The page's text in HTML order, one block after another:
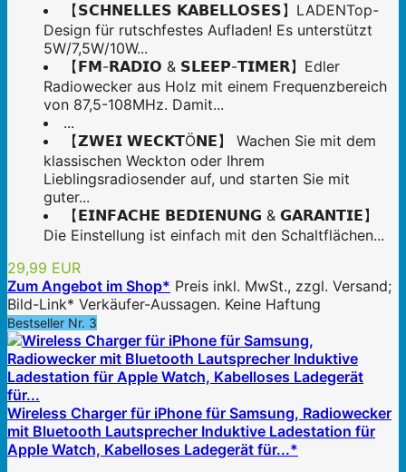
【𝗦𝗖𝗛𝗡𝗘𝗟𝗟𝗘𝗦 𝗞𝗔𝗕𝗘𝗟𝗟𝗢𝗦𝗘𝗦】LADENTop-
Design für rutschfestes Aufladen! Es unterstützt
5W/7,5W/10W...
【𝗙𝗠-𝗥𝗔𝗗𝗜𝗢 & 𝗦𝗟𝗘𝗘𝗣-𝗧𝗜𝗠𝗘𝗥】Edler
Radiowecker aus Holz mit einem Frequenzbereich
von 87,5-108MHz. Damit...
...
【𝗭𝗪𝗘𝗜 𝗪𝗘𝗖𝗞𝗧Ö𝗡𝗘】 Wachen Sie mit dem
klassischen Weckton oder Ihrem
Lieblingsradiosender auf, und starten Sie mit
guter...
【𝗘𝗜𝗡𝗙𝗔𝗖𝗛𝗘 𝗕𝗘𝗗𝗜𝗘𝗡𝗨𝗡𝗚 & 𝗚𝗔𝗥𝗔𝗡𝗧𝗜𝗘】
Die Einstellung ist einfach mit den Schaltflächen...
29,99 EUR
Zum Angebot im Shop* Preis inkl. MwSt., zzgl. Versand;
Bild-Link* Verkäufer-Aussagen. Keine Haftung
Bestseller Nr. 3
Wireless Charger für iPhone für Samsung, Radiowecker
mit Bluetooth Lautsprecher Induktive Ladestation für
Apple Watch, Kabelloses Ladegerät für...*